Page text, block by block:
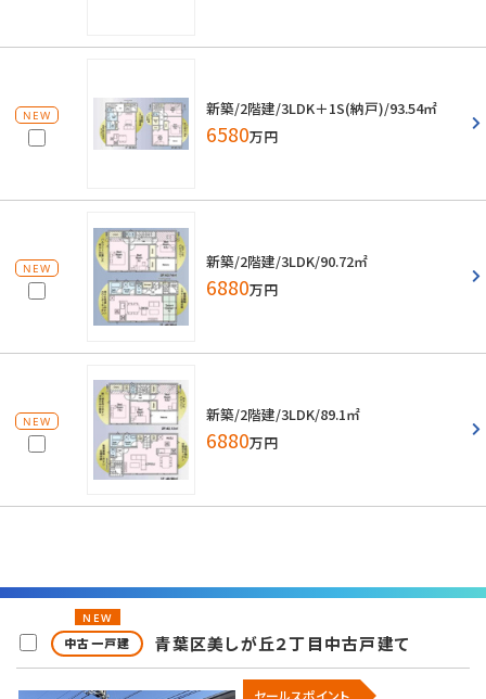
NEW 新築/2階建/3LDK＋1S(納戸)/93.54㎡
6580万円
NEW 新築/2階建/3LDK/90.72㎡
6880万円
NEW 新築/2階建/3LDK/89.1㎡
6880万円
NEW
中古一戸建 青葉区美しが丘２丁目中古戸建て